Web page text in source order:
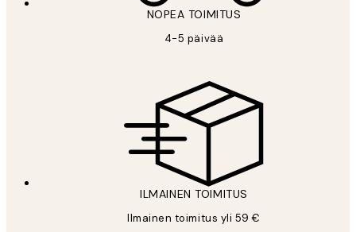
NOPEA TOIMITUS
4-5 päivää
ILMAINEN TOIMITUS
Ilmainen toimitus yli 59 €